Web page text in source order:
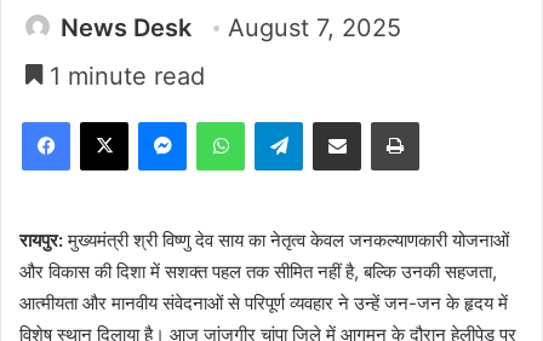
News Desk
August 7, 2025
1 minute read
Facebook
X MessengerWhatsAppTelegramShare via Email Print
रायपुर:मुख्यमंत्री श्री विष्णु देव साय का नेतृत्व केवल जनकल्याणकारी योजनाओं
और विकास की दिशा में सशक्त पहल तक सीमित नहीं है, बल्कि उनकी सहजता,
आत्मीयता और मानवीय संवेदनाओं से परिपूर्ण व्यवहार ने उन्हें जन-जन के हृदय में
विशेष स्थान दिलाया है। आज जांजगीर चांपा जिले में आगमन के दौरान हेलीपेड पर